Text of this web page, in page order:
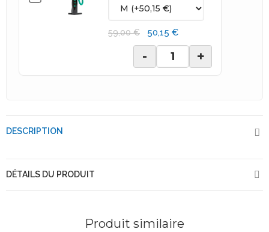
59,00 € 50,15 €
- +
DESCRIPTION
DÉTAILS DU PRODUIT
Produit similaire